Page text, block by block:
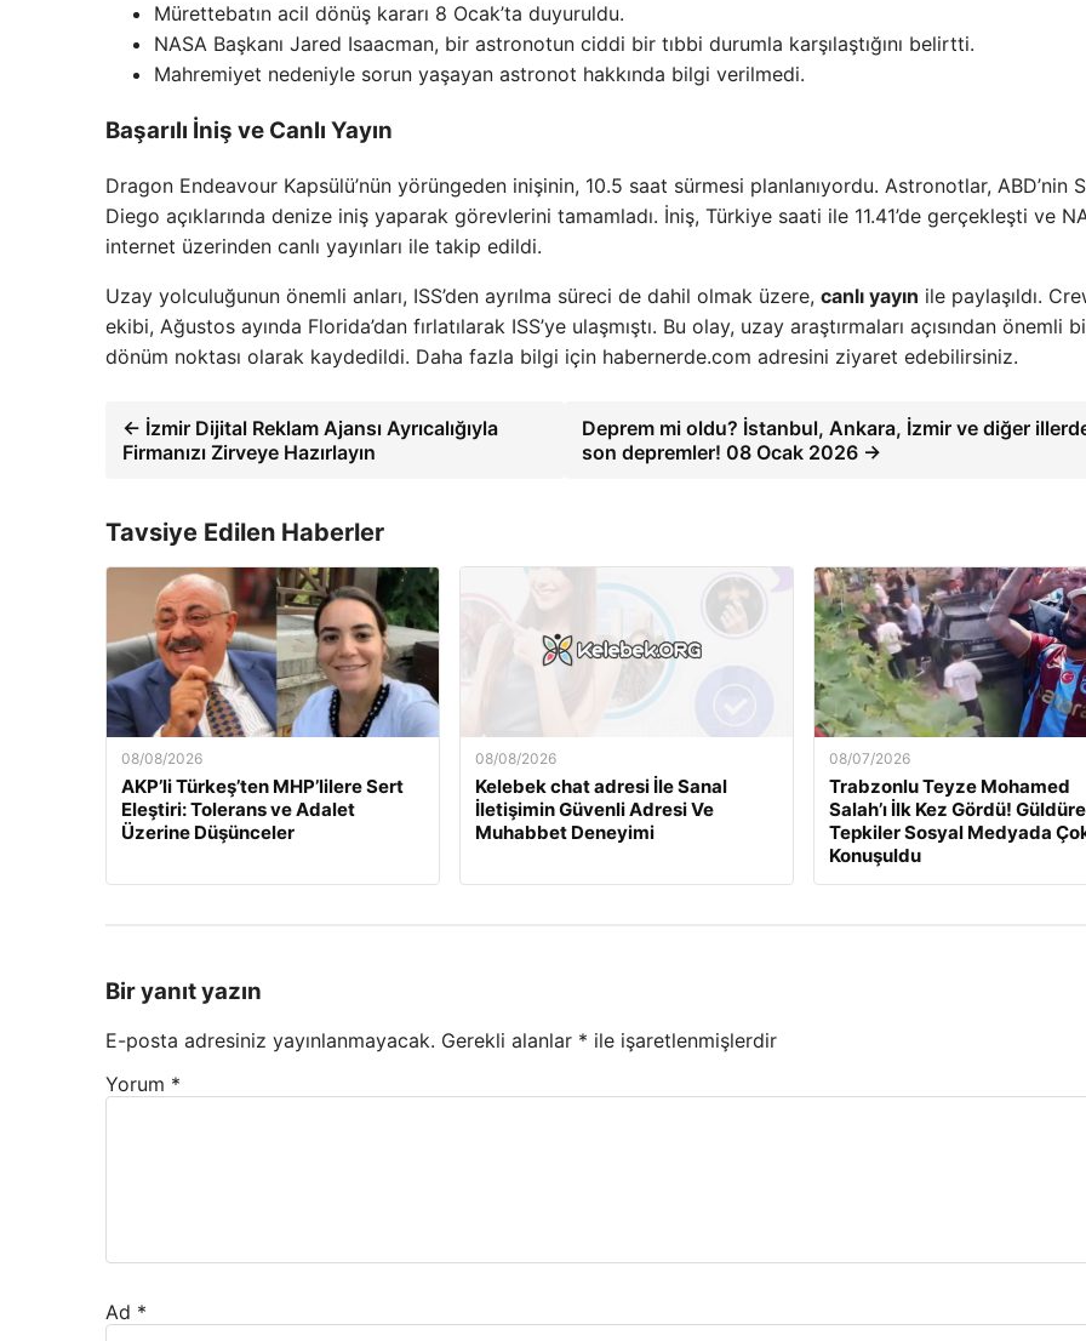
Mürettebatın acil dönüş kararı 8 Ocak’ta duyuruldu.
NASA Başkanı Jared Isaacman, bir astronotun ciddi bir tıbbi durumla karşılaştığını belirtti.
Mahremiyet nedeniyle sorun yaşayan astronot hakkında bilgi verilmedi.
Başarılı İniş ve Canlı Yayın
Dragon Endeavour Kapsülü’nün yörüngeden inişinin, 10.5 saat sürmesi planlanıyordu. Astronotlar, ABD’nin
Diego açıklarında denize iniş yaparak görevlerini tamamladı. İniş, Türkiye saati ile 11.41’de gerçekleşti ve
internet üzerinden canlı yayınları ile takip edildi.
Uzay yolculuğunun önemli anları, ISS’den ayrılma süreci de dahil olmak üzere, canlı yayın ile paylaşıldı.
ekibi, Ağustos ayında Florida’dan fırlatılarak ISS’ye ulaşmıştı. Bu olay, uzay araştırmaları açısından önemli
dönüm noktası olarak kaydedildi. Daha fazla bilgi için habernerde.com adresini ziyaret edebilirsiniz.
← İzmir Dijital Reklam Ajansı Ayrıcalığıyla
Firmanızı Zirveye Hazırlayın
Deprem mi oldu? İstanbul, Ankara, İzmir ve diğer
son depremler! 08 Ocak 2026 →
Tavsiye Edilen Haberler
08/08/2026
AKP’li Türkeş’ten MHP’lilere Sert
Eleştiri: Tolerans ve Adalet
Üzerine Düşünceler
08/08/2026
Kelebek chat adresi İle Sanal
İletişimin Güvenli Adresi Ve
Muhabbet Deneyimi
08/07/2026
Trabzonlu Teyze Mohamed
Salah’ı İlk Kez Gördü!
Tepkiler Sosyal Medyada
Konuşuldu
Bir yanıt yazın
E-posta adresiniz yayınlanmayacak. Gerekli alanlar * ile işaretlenmişlerdir
Yorum *
Ad *